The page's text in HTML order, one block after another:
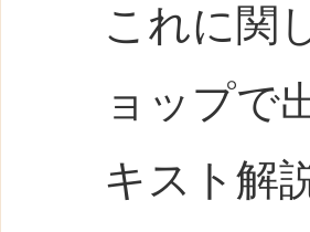
これに関
ョップで
キスト解